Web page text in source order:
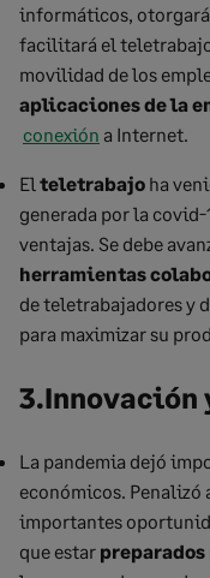
informáticos,
facilitará el
movilidad de los
aplicaciones de la
conexión a Internet.
El teletrabajo ha
generada por la
ventajas. Se debe
herramientas
de teletrabajadores y
para maximizar su
3.Innovación
La pandemia dejó
económicos. Penalizó
importantes
que estar preparados